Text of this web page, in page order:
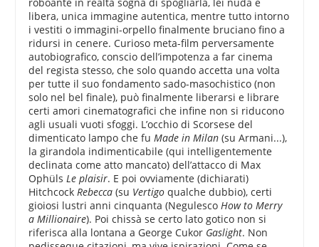
roboante in realtà sogna di spogliarla, lei nuda e
libera, unica immagine autentica, mentre tutto intorno
i vestiti o immagini-orpello finalmente bruciano fino a
ridursi in cenere. Curioso meta-film perversamente
autobiografico, conscio dell’impotenza a far cinema
del regista stesso, che solo quando accetta una volta
per tutte il suo fondamento sado-masochistico (non
solo nel bel finale), può finalmente liberarsi e librare
certi amori cinematografici che infine non si riducono
agli usuali vuoti sfoggi. L’occhio di Scorsese del
dimenticato lampo che fuMade in Milan (su Armani...),
la girandola indimenticabile (qui intelligentemente
declinata come atto mancato) dell’attacco di Max
OphülsLe plaisir. E poi ovviamente (dichiarati)
HitchcockRebecca (su Vertigo qualche dubbio), certi
gioiosi lustri anni cinquanta (NegulescoHow to Merry
a Millionaire). Poi chissà se certo lato gotico non si
riferisca alla lontana a George Cukor Gaslight. Non